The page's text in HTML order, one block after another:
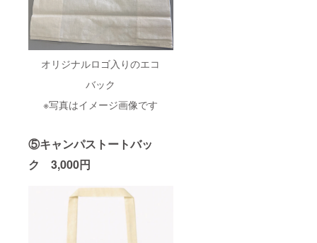
オリジナルロゴ入りのエコ
バック
※写真はイメージ画像です
⑤キャンパストートバッ
ク 3,000円